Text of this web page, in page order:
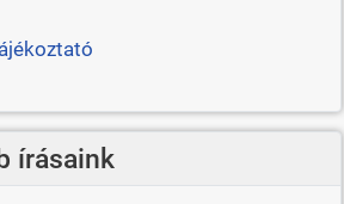
írásaink